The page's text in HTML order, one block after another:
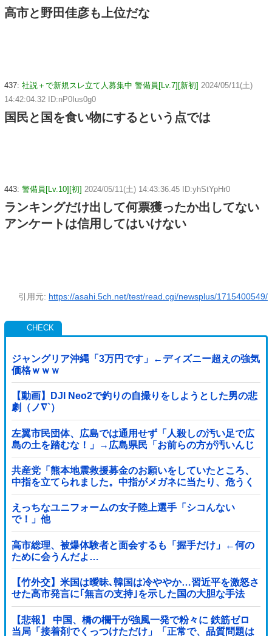
高市と野田佳彦も上位だな
437: 社説＋で新規スレ立て人募集中 警備員[Lv.7][新初] 2024/05/11(土)
14:42:04.32 ID:nP0Ius0g0
国民と国を食い物にするという点では
443: 警備員[Lv.10][初] 2024/05/11(土) 14:43:36.45 ID:yhStYpHr0
ランキングだけ出して何票獲ったか出してない
アンケートは信用してはいけない
引用元: https://asahi.5ch.net/test/read.cgi/newsplus/1715400549/
ジャングリア沖縄「3万円です」←ディズニー超えの強気
価格ｗｗｗ
【動画】DJI Neo2で釣りの自撮りをしようとした男の悲
劇（ノ∇`）
左翼市民団体、広島では通用せず「人殺しの汚い足で広
島の土を踏むな！」→広島県民「お前らの方が汚いんじ
ゃ！」「ワシらが広島県民じゃ」
共産党「熊本地震救援募金のお願いをしていたところ、
中指を立てられました。中指がメガネに当たり、危うく
怪我をするところでした」
えっちなユニフォームの女子陸上選手「シコんない
で！」他
高市総理、被爆体験者と面会するも「握手だけ」←何の
ために会うんだよ…
【竹外交】米国は曖昧､韓国は冷ややか…習近平を激怒さ
せた高市発言に｢無言の支持｣を示した国の大胆な手法
【悲報】 中国、橋の欄干が強風一発で粉々に 鉄筋ゼロ
当局「接着剤でくっつけただけ」「正常で、品質問題は